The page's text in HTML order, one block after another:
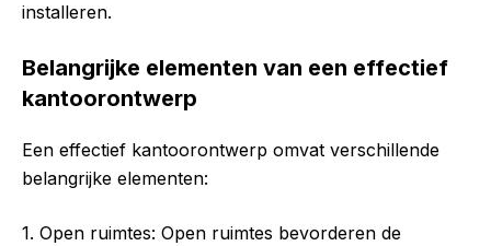
installeren.
Belangrijke elementen van een effectief
kantoorontwerp
Een effectief kantoorontwerp omvat verschillende
belangrijke elementen:
1. Open ruimtes: Open ruimtes bevorderen de